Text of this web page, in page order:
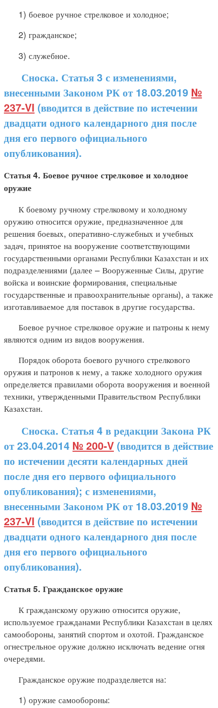
1) боевое ручное стрелковое и холодное;
2) гражданское;
3) служебное.
Сноска. Статья 3 с изменениями,
внесенными Законом РК от 18.03.2019 №
237-VI (вводится в действие по истечении
двадцати одного календарного дня после
дня его первого официального
опубликования).
Статья 4. Боевое ручное стрелковое и холодное
оружие
К боевому ручному стрелковому и холодному
оружию относится оружие, предназначенное для
решения боевых, оперативно-служебных и учебных
задач, принятое на вооружение соответствующими
государственными органами Республики Казахстан и их
подразделениями (далее – Вооруженные Силы, другие
войска и воинские формирования, специальные
государственные и правоохранительные органы), а также
изготавливаемое для поставок в другие государства.
Боевое ручное стрелковое оружие и патроны к нему
являются одним из видов вооружения.
Порядок оборота боевого ручного стрелкового
оружия и патронов к нему, а также холодного оружия
определяется правилами оборота вооружения и военной
техники, утвержденными Правительством Республики
Казахстан.
Сноска. Статья 4 в редакции Закона РК
от 23.04.2014 № 200-V (вводится в действие
по истечении десяти календарных дней
после дня его первого официального
опубликования); с изменениями,
внесенными Законом РК от 18.03.2019 №
237-VI (вводится в действие по истечении
двадцати одного календарного дня после
дня его первого официального
опубликования).
Статья 5. Гражданское оружие
К гражданскому оружию относится оружие,
используемое гражданами Республики Казахстан в целях
самообороны, занятий спортом и охотой. Гражданское
огнестрельное оружие должно исключать ведение огня
очередями.
Гражданское оружие подразделяется на:
1) оружие самообороны: